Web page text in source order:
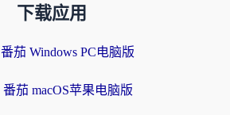
下载应用
番茄 Windows PC电脑版
番茄 macOS苹果电脑版